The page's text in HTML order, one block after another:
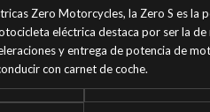
Zero Motorcycles, la Zero S es
eléctrica destaca por ser la
y entrega de potencia de
con carnet de coche.